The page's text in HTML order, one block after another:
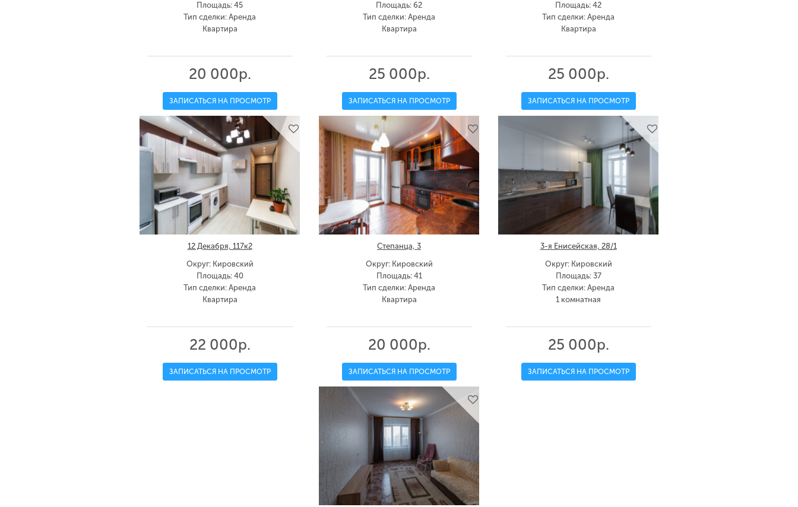
Площадь: 45
Тип сделки: Аренда
Квартира
20 000р.
ЗАПИСАТЬСЯ НА ПРОСМОТР
Площадь: 62
Тип сделки: Аренда
Квартира
25 000р.
ЗАПИСАТЬСЯ НА ПРОСМОТР
Площадь: 42
Тип сделки: Аренда
Квартира
25 000р.
ЗАПИСАТЬСЯ НА ПРОСМОТР
12 Декабря, 117к2
Округ: Кировский
Площадь: 40
Тип сделки: Аренда
Квартира
22 000р.
ЗАПИСАТЬСЯ НА ПРОСМОТР
Степанца, 3
Округ: Кировский
Площадь: 41
Тип сделки: Аренда
Квартира
20 000р.
ЗАПИСАТЬСЯ НА ПРОСМОТР
3-я Енисейская, 28/1
Округ: Кировский
Площадь: 37
Тип сделки: Аренда
1 комнатная
25 000р.
ЗАПИСАТЬСЯ НА ПРОСМОТР